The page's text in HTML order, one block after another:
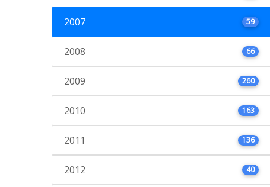
2007 59
2008 66
2009 260
2010 163
2011 136
2012 40